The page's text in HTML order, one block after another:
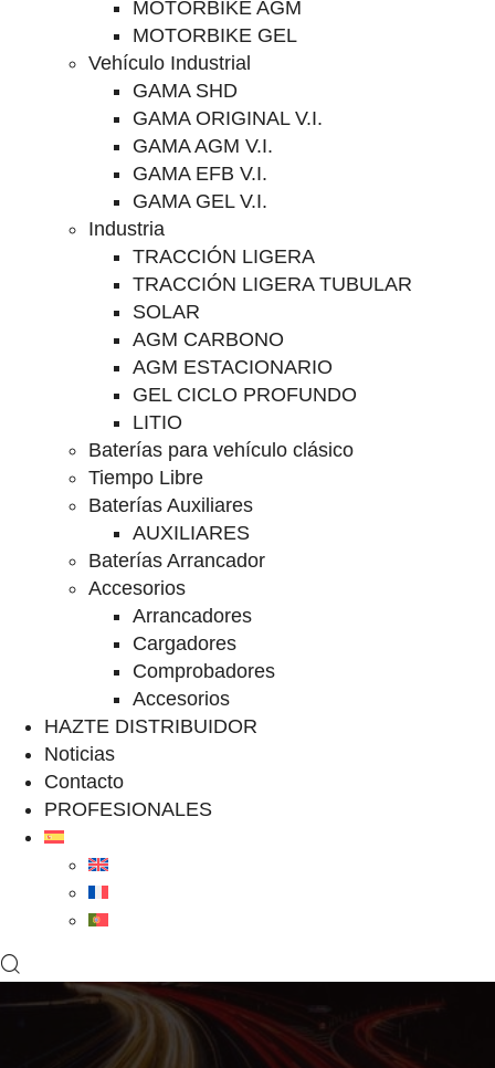
MOTORBIKE AGM
MOTORBIKE GEL
Vehículo Industrial
GAMA SHD
GAMA ORIGINAL V.I.
GAMA AGM V.I.
GAMA EFB V.I.
GAMA GEL V.I.
Industria
TRACCIÓN LIGERA
TRACCIÓN LIGERA TUBULAR
SOLAR
AGM CARBONO
AGM ESTACIONARIO
GEL CICLO PROFUNDO
LITIO
Baterías para vehículo clásico
Tiempo Libre
Baterías Auxiliares
AUXILIARES
Baterías Arrancador
Accesorios
Arrancadores
Cargadores
Comprobadores
Accesorios
HAZTE DISTRIBUIDOR
Noticias
Contacto
PROFESIONALES